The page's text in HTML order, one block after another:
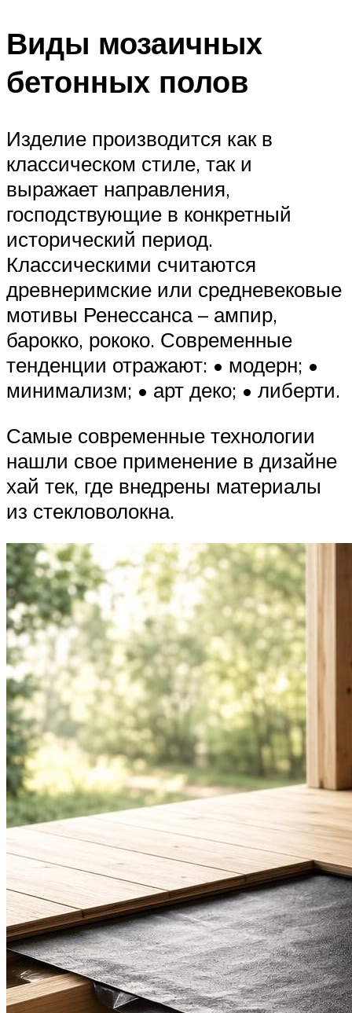
Виды мозаичных
бетонных полов
Изделие производится как в
классическом стиле, так и
выражает направления,
господствующие в конкретный
исторический период.
Классическими считаются
древнеримские или средневековые
мотивы Ренессанса – ампир,
барокко, рококо. Современные
тенденции отражают: • модерн; •
минимализм; • арт деко; • либерти.
Самые современные технологии
нашли свое применение в дизайне
хай тек, где внедрены материалы
из стекловолокна.